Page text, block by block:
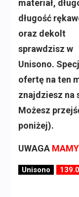
materiał,
długość
oraz dekolt
sprawdzisz w
Unisono.
ofertę na ten
znajdziesz na
Możesz
poniżej).
UWAGA
Unisono